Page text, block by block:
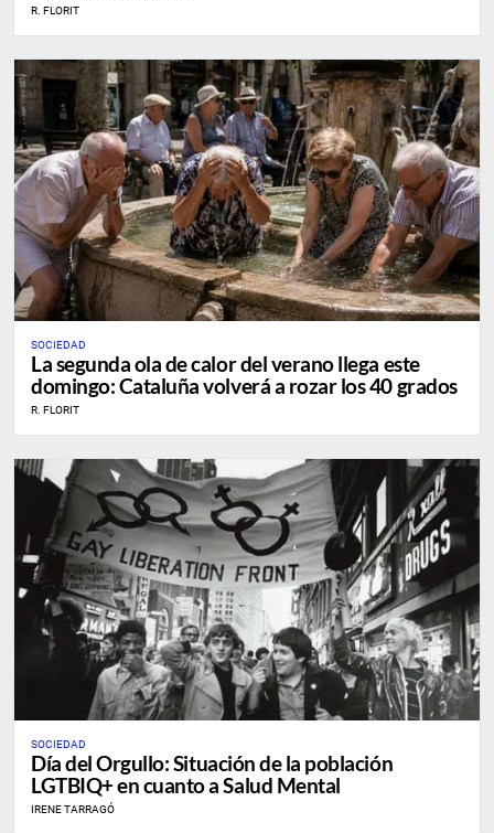
R. FLORIT
SOCIEDAD
La segunda ola de calor del verano llega este
domingo: Cataluña volverá a rozar los 40 grados
R. FLORIT
SOCIEDAD
Día del Orgullo: Situación de la población
LGTBIQ+ en cuanto a Salud Mental
IRENE TARRAGÓ